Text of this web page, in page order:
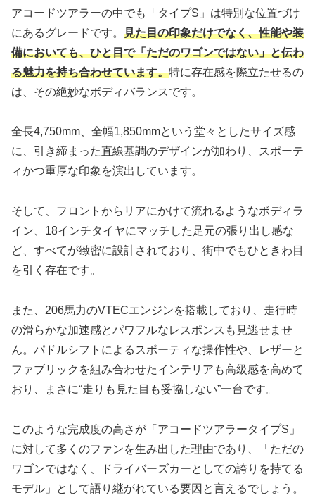
アコードツアラーの中でも「タイプS」は特別な位置づけ
にあるグレードです。 見た目の印象だけでなく、性能や装
備においても、ひと目で「ただのワゴンではない」と伝わ
る魅力を持ち合わせています。特に存在感を際立たせるの
は、その絶妙なボディバランスです。
全長4,750mm、全幅1,850mmという堂々としたサイズ感
に、引き締まった直線基調のデザインが加わり、スポーテ
ィかつ重厚な印象を演出しています。
そして、フロントからリアにかけて流れるようなボディラ
イン、18インチタイヤにマッチした足元の張り出し感な
ど、すべてが緻密に設計されており、街中でもひときわ目
を引く存在です。
また、206馬力のVTECエンジンを搭載しており、走行時
の滑らかな加速感とパワフルなレスポンスも見逃せませ
ん。パドルシフトによるスポーティな操作性や、レザーと
ファブリックを組み合わせたインテリアも高級感を高めて
おり、まさに“走りも見た目も妥協しない”一台です。
このような完成度の高さが「アコードツアラータイプS」
に対して多くのファンを生み出した理由であり、「ただの
ワゴンではなく、ドライバーズカーとしての誇りを持てる
モデル」として語り継がれている要因と言えるでしょう。